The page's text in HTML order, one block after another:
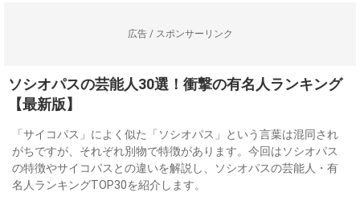
広告 / スポンサーリンク
ソシオパスの芸能人30選！衝撃の有名人ランキング
【最新版】
「サイコパス」によく似た「ソシオパス」という言葉は混同され
がちですが、それぞれ別物で特徴があります。今回はソシオパス
の特徴やサイコパスとの違いを解説し、ソシオパスの芸能人・有
名人ランキングTOP30を紹介します。